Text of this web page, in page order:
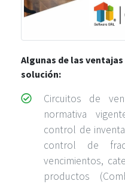
Algunas de las
solución:
Circuitos de
normativa
control de
control de
vencimientos,
productos